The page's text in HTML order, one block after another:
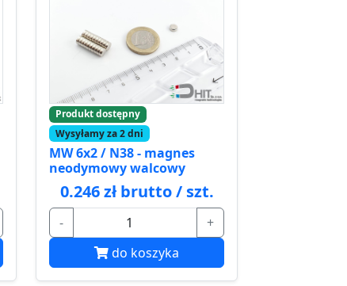
Produkt dostępny
Wysyłamy za 2 dni
MW 6x2 / N38 - magnes
neodymowy walcowy
0.246 zł brutto / szt.
-
+
do koszyka